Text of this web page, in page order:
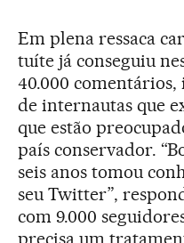
Em plena ressaca
tuíte já conseguiu
40.000
de internautas que
que estão
país conservador.
seis anos tomou
seu Twitter”,
com 9.000